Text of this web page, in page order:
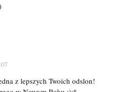
z lepszych Twoich odslon!